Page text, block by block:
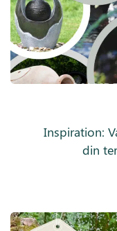
Inspiration:
din